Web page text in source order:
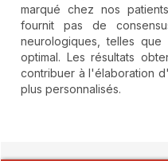
marqué chez nos
fournit pas de
neurologiques, telles
optimal. Les résultats
contribuer à l'élaboration
plus personnalisés.